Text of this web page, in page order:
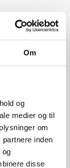
Om
og
medier og til
om
inden
og
disse
salt, peber,
og timian